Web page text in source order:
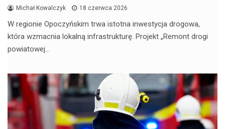
Michał Kowalczyk 18 czerwca 2026
W regionie Opoczyńskim trwa istotna inwestycja drogowa,
która wzmacnia lokalną infrastrukturę. Projekt „Remont drogi
powiatowej…